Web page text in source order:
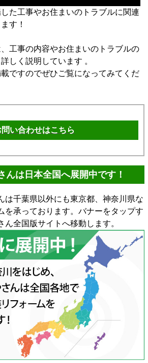
た工事やお住まいのトラブルに関連
す！
工事の内容やお住まいのトラブルの
しく説明しています 。
ですのでぜひご覧になってみてくだ
問い合わせはこちら
んは日本全国へ展開中です！
千葉県以外にも東京都、神奈川県な
を承っております。バナーをタップす
ん全国版サイトへ移動します。